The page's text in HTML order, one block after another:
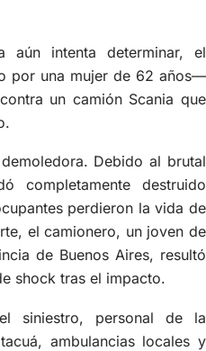
aún intenta determinar, el
por una mujer de 62 años—
un camión Scania que
Debido al brutal
completamente destruido
perdieron la vida de
el camionero, un joven de
de Buenos Aires, resultó
shock tras el impacto.
siniestro, personal de la
ambulancias locales y